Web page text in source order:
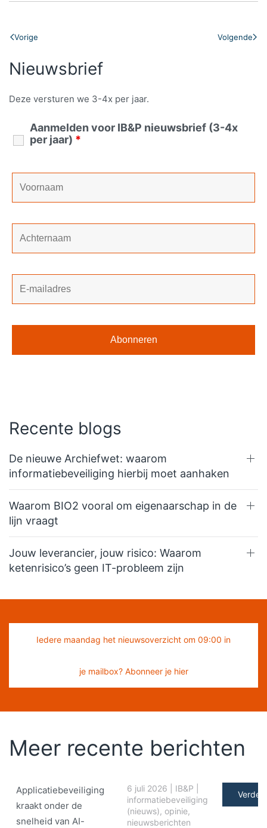
Vorige Volgende
Nieuwsbrief
Deze versturen we 3-4x per jaar.
Aanmelden voor IB&P nieuwsbrief (3-4x
per jaar) *
Recente blogs
De nieuwe Archiefwet: waarom
informatiebeveiliging hierbij moet aanhaken
Waarom BIO2 vooral om eigenaarschap in de
lijn vraagt
Jouw leverancier, jouw risico: Waarom
ketenrisico’s geen IT-probleem zijn
Iedere maandag het nieuwsoverzicht om 09:00 in
je mailbox? Abonneer je hier
Meer recente berichten
Applicatiebeveiliging
kraakt onder de
snelheid van AI-
6 juli 2026 IB&P
informatiebeveiliging
(nieuws), opinie,
nieuwsberichten
Verder